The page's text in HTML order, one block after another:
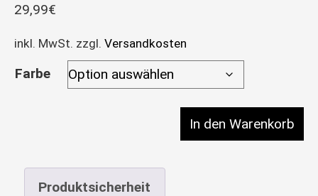
29,99€
inkl. MwSt. zzgl. Versandkosten
Farbe
In den Warenkorb
Produktsicherheit